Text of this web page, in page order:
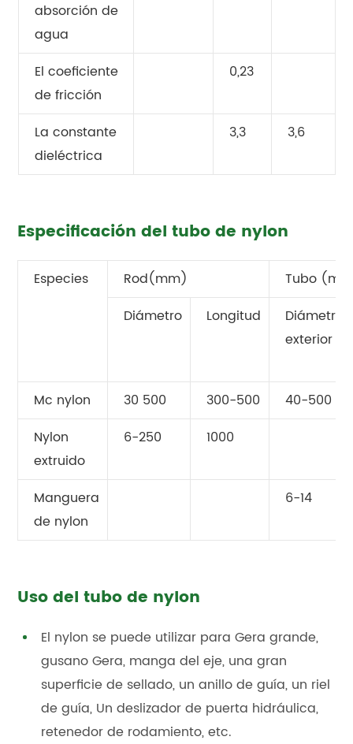
absorción de
agua
El coeficiente
de fricción
0,23
La constante
dieléctrica
3,3 3,6
Especificación del tubo de nylon
Especies Rod(mm)
Tubo
Diámetro
Longitud
Diámetro
exterior
Mc nylon 30 500 300-500
40-500
Nylon
extruido
6-250 1000
Manguera
de nylon
6-14
Uso del tubo de nylon
El nylon se puede utilizar para Gera grande,
gusano Gera, manga del eje, una gran
superficie de sellado, un anillo de guía, un riel
de guía, Un deslizador de puerta hidráulica,
retenedor de rodamiento, etc.